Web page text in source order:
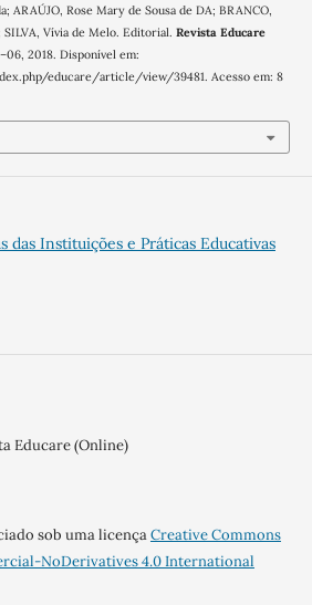
ARAÚJO, Rose Mary de Sousa de DA; BRANCO,
Vívia de Melo. Editorial. Revista Educare
2018. Disponível em:
educare/article/view/39481. Acesso em: 8
das Instituições e Práticas Educativas
Educare (Online)
sob uma licençaCreative Commons
NoDerivatives 4.0 International